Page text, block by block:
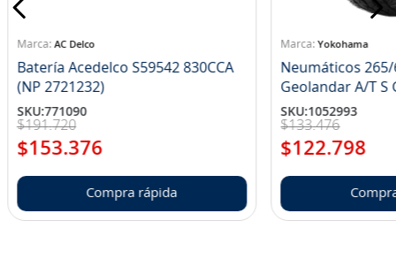
AC Delco
Batería Acedelco S59542 830CCA
(NP 2721232)
SKU:771090
$191.720
$153.376
Compra rápida
Yokohama
Neumáticos 265/
SKU:1052993
$133.476
$122.798